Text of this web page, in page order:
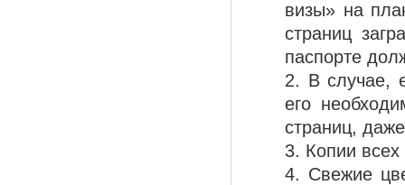
визы» на
страниц
паспорте
2. В случае,
его
страниц,
3. Копии всех
4. Свежие